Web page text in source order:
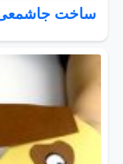
ساخت جاشمعی